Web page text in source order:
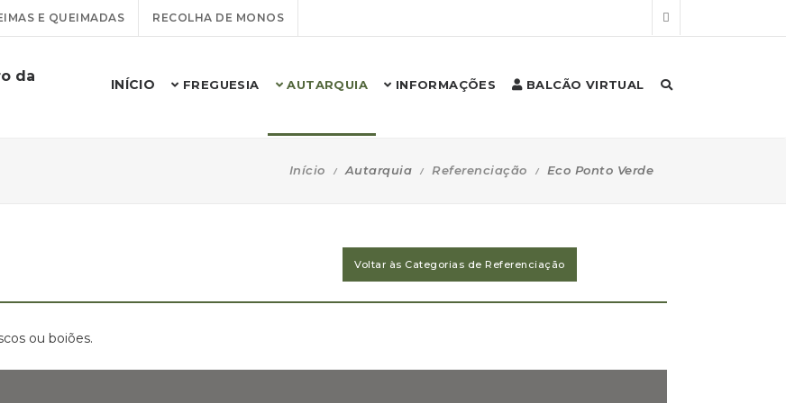
E QUEIMADAS RECOLHA DE MONOS
da
INÍCIO FREGUESIA AUTARQUIA INFORMAÇÕES BALCÃO VIRTUAL
Início Autarquia Referenciação Eco Ponto Verde
Voltar às Categorias de Referenciação
ou boiões.